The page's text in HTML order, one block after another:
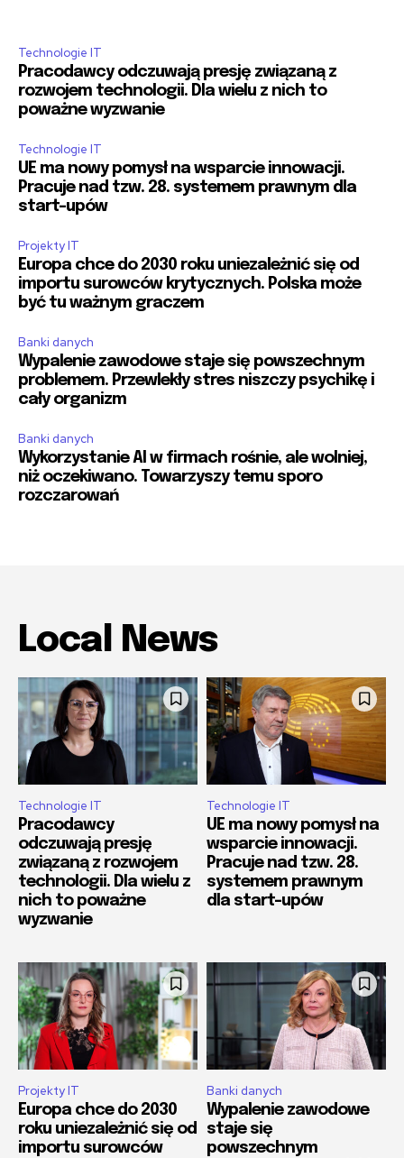
Technologie IT
Pracodawcy odczuwają presję związaną z
rozwojem technologii. Dla wielu z nich to
poważne wyzwanie
Technologie IT
UE ma nowy pomysł na wsparcie innowacji.
Pracuje nad tzw. 28. systemem prawnym dla
start-upów
Projekty IT
Europa chce do 2030 roku uniezależnić się od
importu surowców krytycznych. Polska może
być tu ważnym graczem
Banki danych
Wypalenie zawodowe staje się powszechnym
problemem. Przewlekły stres niszczy psychikę i
cały organizm
Banki danych
Wykorzystanie AI w firmach rośnie, ale wolniej,
niż oczekiwano. Towarzyszy temu sporo
rozczarowań
Local News
Technologie IT
Pracodawcy
odczuwają presję
związaną z rozwojem
technologii. Dla wielu z
nich to poważne
wyzwanie
Technologie IT
UE ma nowy pomysł na
wsparcie innowacji.
Pracuje nad tzw. 28.
systemem prawnym
dla start-upów
Projekty IT
Europa chce do 2030
roku uniezależnić się od
importu surowców
Banki danych
Wypalenie zawodowe
staje się
powszechnym